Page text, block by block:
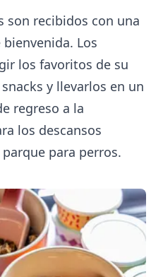
son recibidos con una
Los
los favoritos de su
y llevarlos en un
regreso a la
los descansos
para perros.